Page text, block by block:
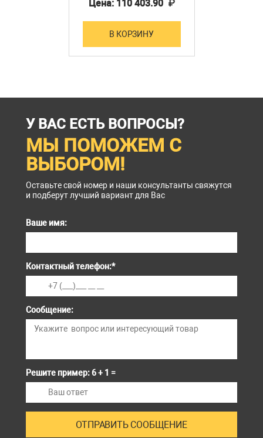
Цена: 110 403.90 ₽
В КОРЗИНУ
У ВАС ЕСТЬ ВОПРОСЫ?
МЫ ПОМОЖЕМ С
ВЫБОРОМ!
Оставьте свой номер и наши консультанты свяжутся
и подберут лучший вариант для Вас
Ваше имя:
Контактный телефон:*
Сообщение:
Решите пример: 6 + 1 =